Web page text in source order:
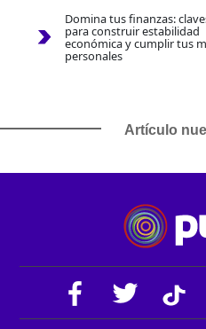
Domina tus finanzas:
para construir estabilidad
económica y cumplir tus
personales
Artículo